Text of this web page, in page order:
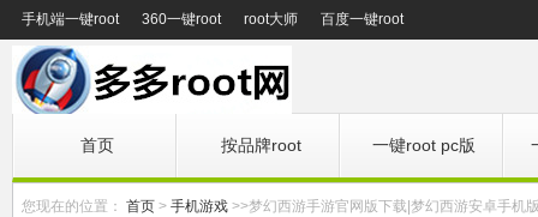
手机端一键root 360一键root root大师 百度一键root
首页 按品牌root 一键root pc版
您现在的位置： 首页 > 手机游戏 >>梦幻西游手游官网版下载|梦幻西游安卓手机